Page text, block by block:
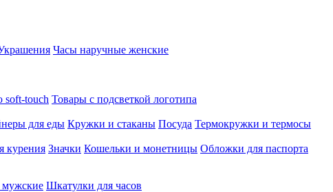
Часы наручные женские
soft-touch Товары с подсветкой логотипа
для еды Кружки и стаканы Посуда Термокружки и термосы
курения Значки Кошельки и монетницы Обложки для паспорта
Шкатулки для часов